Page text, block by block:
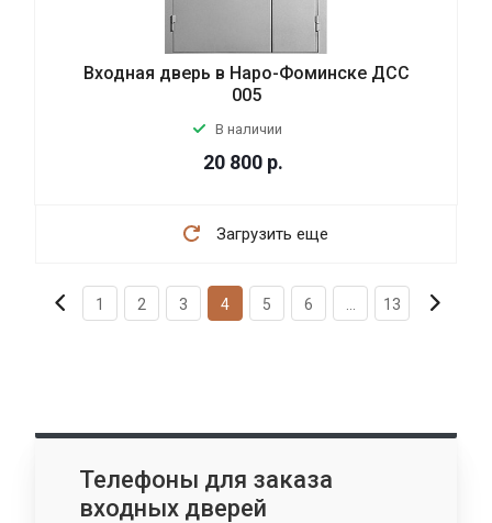
Входная дверь в Наро-Фоминске ДСС
005
В наличии
20 800 р.
Загрузить еще
1 2 3 4 5 6 13
Телефоны для заказа
входных дверей